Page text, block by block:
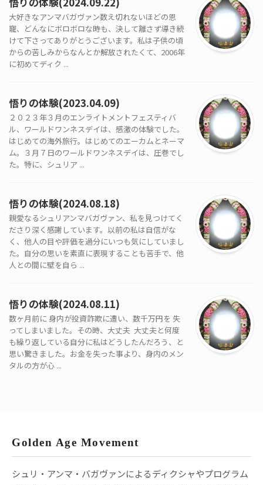
大好きなアンマバガヴァン数え切れないほどの恩
寵、どんなにボロボロな時も、決して離さず導き続
けて下さってありがとうございます。私は子供の頃
からの苦しみからなんとか解放されたくて、2006年
に初めてディク ...
悟りの体験(2023.04.09)
２０２３年３月のエンライトメントフェスティバ
ル、ワールドワンネスデイは、感激の体験でした。
はじめての海外旅行。はじめてのエーカムとネーマ
ム。３月７日のワールドワンネスデイは、圧巻でし
た。特に、シュリア ...
悟りの体験(2024.08.18)
親愛なるシュリアンマバガヴァン、私を見つけてく
ださり深く感謝しています。以前の私は自信がな
く、他人の目や評価を過分にいつも気にしていまし
た。自分の思いを素直に表現することも苦手で、他
人との間に壁を自ら ...
悟りの体験(2024.08.11)
数ヶ月前に 身内が投資詐欺に遭い、数千万円を 失
ってしまいました。その時、大丈夫 大丈夫と何度
も繰り返している自分に私はどうしたんだろう、と
思い驚きました。お金を失った事より、身内のメン
タルの方が心 ...
Golden Age Movement
シュリ・アンマ・バガヴァンによるディクシャやプログラム